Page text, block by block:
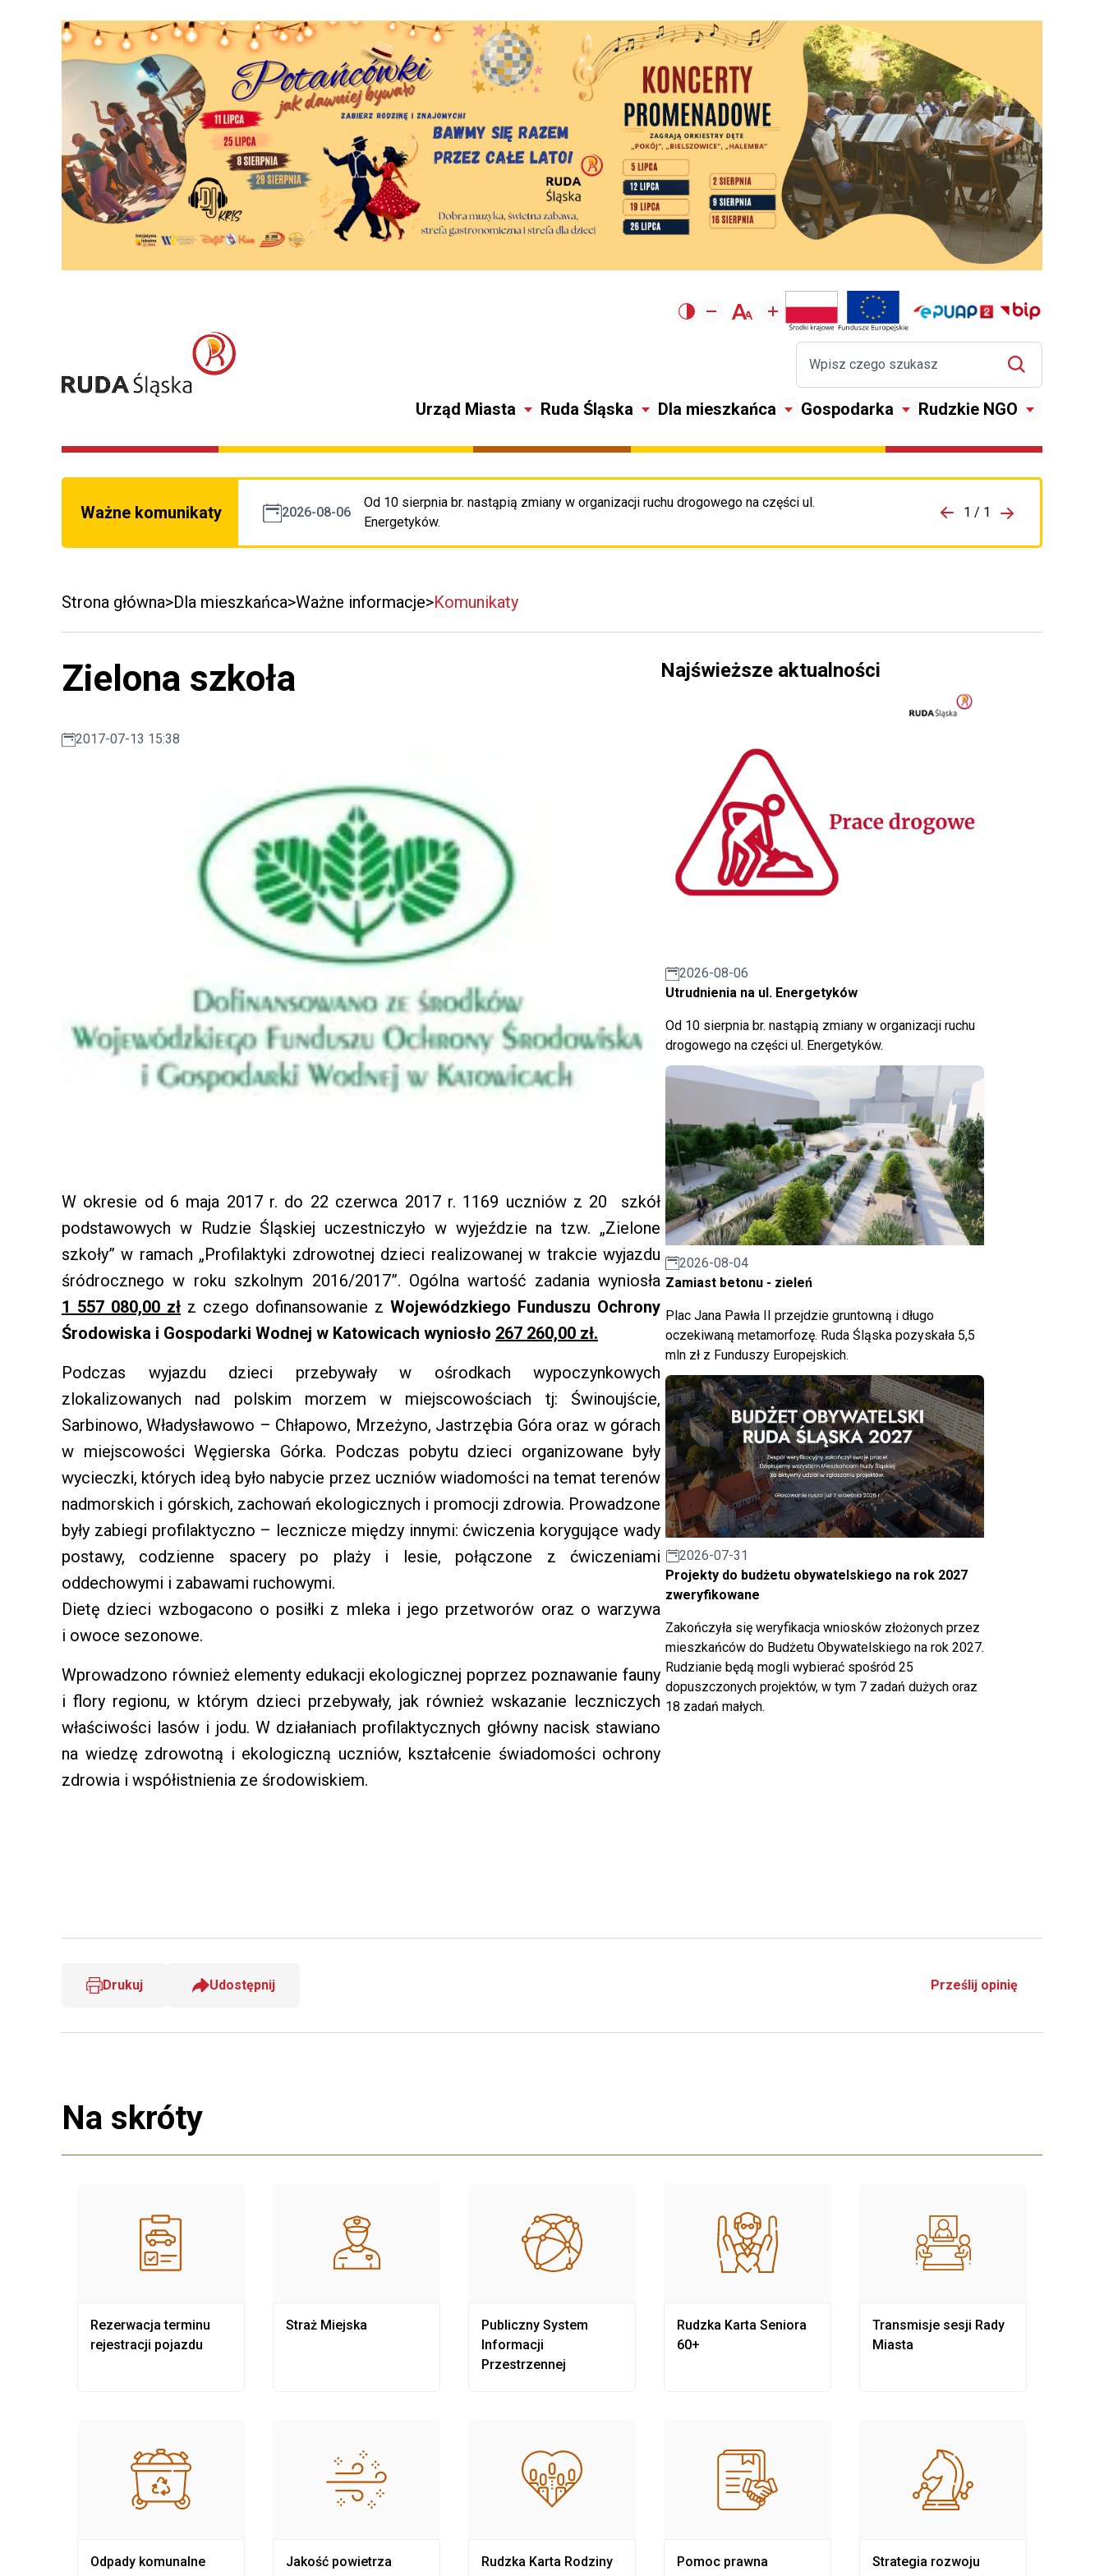
Urząd Miasta Ruda Śląska Dla mieszkańca Gospodarka Rudzkie NGO
Ważne komunikaty 2026-08-06
Od 10 sierpnia br. nastąpią zmiany w organizacji ruchu drogowego na części ul.
Energetyków.
Przejdź do porzpedniego komunikatu 1 / 1
Przejdź do
Strona główna Dla mieszkańca Ważne informacje Komunikaty
Zielona szkoła
2017-07-13 15:38
W okresie od 6 maja 2017 r. do 22 czerwca 2017 r. 1169 uczniów z 20 szkół
podstawowych w Rudzie Śląskiej uczestniczyło w wyjeździe na tzw. „Zielone
szkoły” w ramach „Profilaktyki zdrowotnej dzieci realizowanej w trakcie wyjazdu
śródrocznego w roku szkolnym 2016/2017”. Ogólna wartość zadania wyniosła
1 557 080,00 zł z czego dofinansowanie z Wojewódzkiego Funduszu Ochrony
Środowiska i Gospodarki Wodnej w Katowicach wyniosło 267 260,00 zł.
Podczas wyjazdu dzieci przebywały w ośrodkach wypoczynkowych
zlokalizowanych nad polskim morzem w miejscowościach tj: Świnoujście,
Sarbinowo, Władysławowo – Chłapowo, Mrzeżyno, Jastrzębia Góra oraz w górach
w miejscowości Węgierska Górka. Podczas pobytu dzieci organizowane były
wycieczki, których ideą było nabycie przez uczniów wiadomości na temat terenów
nadmorskich i górskich, zachowań ekologicznych i promocji zdrowia. Prowadzone
były zabiegi profilaktyczno – lecznicze między innymi: ćwiczenia korygujące wady
postawy, codzienne spacery po plaży i lesie, połączone z ćwiczeniami
oddechowymi i zabawami ruchowymi.
Dietę dzieci wzbogacono o posiłki z mleka i jego przetworów oraz o warzywa
i owoce sezonowe.
Wprowadzono również elementy edukacji ekologicznej poprzez poznawanie fauny
i flory regionu, w którym dzieci przebywały, jak również wskazanie leczniczych
właściwości lasów i jodu. W działaniach profilaktycznych główny nacisk stawiano
na wiedzę zdrowotną i ekologiczną uczniów, kształcenie świadomości ochrony
zdrowia i współistnienia ze środowiskiem.
Najświeższe aktualności
2026-08-06
Utrudnienia na ul. Energetyków
Od 10 sierpnia br. nastąpią zmiany w organizacji ruchu
drogowego na części ul. Energetyków.
2026-08-04
Zamiast betonu - zieleń
Plac Jana Pawła II przejdzie gruntowną i długo
oczekiwaną metamorfozę. Ruda Śląska pozyskała 5,5
mln zł z Funduszy Europejskich.
2026-07-31
Projekty do budżetu obywatelskiego na rok 2027
zweryfikowane
Zakończyła się weryfikacja wniosków złożonych przez
mieszkańców do Budżetu Obywatelskiego na rok 2027.
Rudzianie będą mogli wybierać spośród 25
dopuszczonych projektów, w tym 7 zadań dużych oraz
18 zadań małych.
Drukuj Udostępnij Prześlij opinię
Na skróty
Rezerwacja terminu
rejestracji pojazdu
Odpady komunalne
Straż Miejska
Jakość powietrza
Publiczny System
Informacji
Przestrzennej
Rudzka Karta Rodziny
Rudzka Karta Seniora
60+
Pomoc prawna
Transmisje sesji Rady
Miasta
Strategia rozwoju